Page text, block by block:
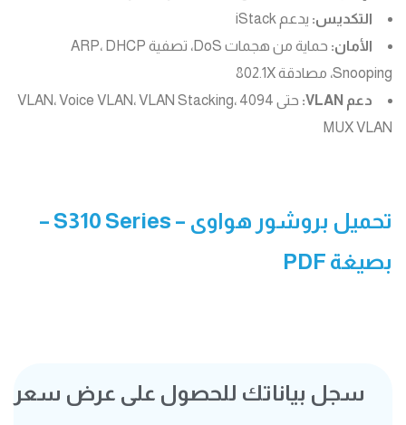
التكديس: يدعم iStack
الأمان:
حماية من هجمات DoS، تصفية ARP، DHCP
Snooping، مصادقة 802.1X
دعم VLAN:
حتى 4094 VLAN، Voice VLAN، VLAN Stacking،
MUX VLAN
تحميل بروشور هواوى – S310 Series
–
بصيغة PDF
سجل بياناتك للحصول على عرض سعر